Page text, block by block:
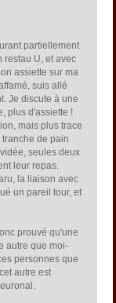
partiellement
restau U, et avec
assiette sur ma
suis allé
Je discute à une
plus d'assiette !
mais plus trace
de pain
seules deux
leur repas.
la liaison avec
un pareil tour, et
prouvé qu'une
autre que moi-
personnes que
autre est